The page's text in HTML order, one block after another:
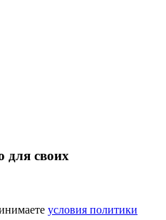
для своих
условия политики